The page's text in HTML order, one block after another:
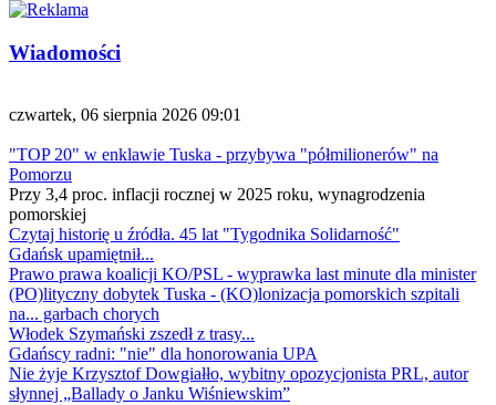
Wiadomości
czwartek, 06 sierpnia 2026 09:01
"TOP 20" w enklawie Tuska - przybywa "półmilionerów" na
Pomorzu
Przy 3,4 proc. inflacji rocznej w 2025 roku, wynagrodzenia
pomorskiej
Czytaj historię u źródła. 45 lat "Tygodnika Solidarność"
Gdańsk upamiętnił...
Prawo prawa koalicji KO/PSL - wyprawka last minute dla minister
(PO)lityczny dobytek Tuska - (KO)lonizacja pomorskich szpitali
na... garbach chorych
Włodek Szymański zszedł z trasy...
Gdańscy radni: "nie" dla honorowania UPA
Nie żyje Krzysztof Dowgiałło, wybitny opozycjonista PRL, autor
słynnej „Ballady o Janku Wiśniewskim”